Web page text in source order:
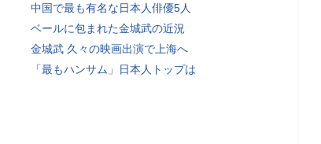
中国で最も有名な日本人俳優5人
ベールに包まれた金城武の近況
金城武 久々の映画出演で上海へ
「最もハンサム」日本人トップは